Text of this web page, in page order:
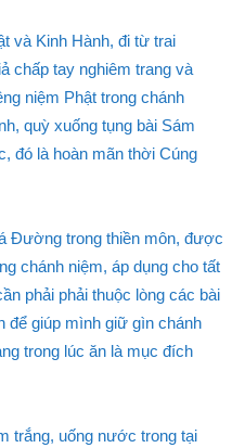
và Kinh Hành, đi từ trai
chấp tay nghiêm trang và
niệm Phật trong chánh
quỳ xuống tụng bài Sám
đó là hoàn mãn thời Cúng
Đường trong thiền môn, được
chánh niệm, áp dụng cho tất
phải phải thuộc lòng các bài
để giúp mình giữ gìn chánh
trong lúc ăn là mục đích
trắng, uống nước trong tại